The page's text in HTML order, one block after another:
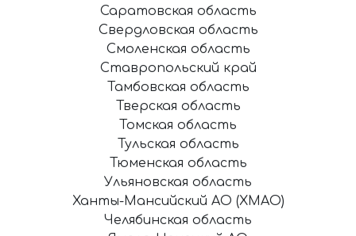
Саратовская область
Свердловская область
Смоленская область
Ставропольский край
Тамбовская область
Тверская область
Томская область
Тульская область
Тюменская область
Ульяновская область
Ханты-Мансийский АО (ХМАО)
Челябинская область